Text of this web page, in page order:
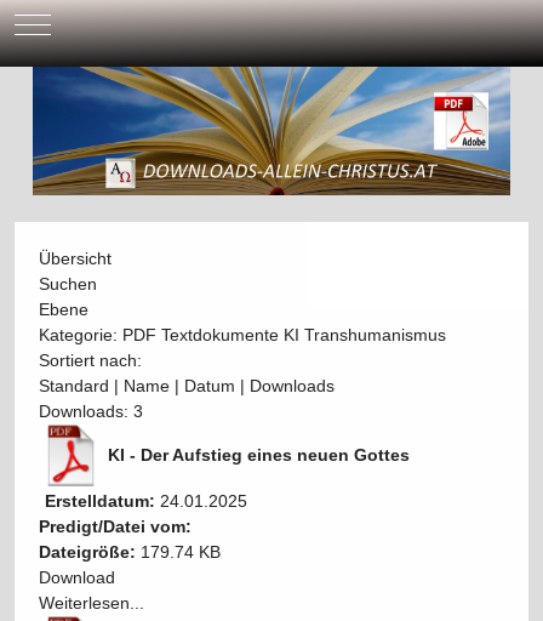
Mobile Menu Toggle
Übersicht
Suchen
Ebene
Kategorie: PDF Textdokumente KI Transhumanismus
Sortiert nach:
Standard | Name | Datum | Downloads
Downloads: 3
KI - Der Aufstieg eines neuen Gottes
Erstelldatum: 24.01.2025
Predigt/Datei vom:
Dateigröße: 179.74 KB
Download
Weiterlesen...